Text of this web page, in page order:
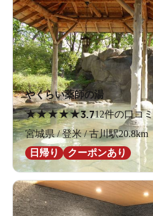
やくらい薬師の湯
★★★★★3.712件の口コミ
宮城県 / 登米 / 古川駅20.8km
日帰り
クーポンあり